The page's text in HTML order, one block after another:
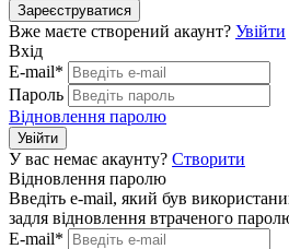
Зареєструватися
Вже маєте створений акаунт? Увійти
Вхід
E-mail*
Пароль
Відновлення паролю
Увійти
У вас немає акаунту? Створити
Відновлення паролю
Введіть e-mail, який був
задля відновлення втраченого
E-mail*